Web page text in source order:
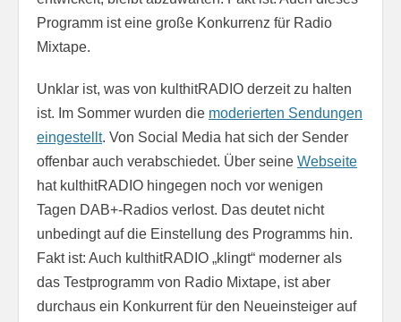
Programm ist eine große Konkurrenz für Radio
Mixtape.
Unklar ist, was von kulthitRADIO derzeit zu halten
ist. Im Sommer wurden die moderierten Sendungen
eingestellt. Von Social Media hat sich der Sender
offenbar auch verabschiedet. Über seine Webseite
hat kulthitRADIO hingegen noch vor wenigen
Tagen DAB+-Radios verlost. Das deutet nicht
unbedingt auf die Einstellung des Programms hin.
Fakt ist: Auch kulthitRADIO „klingt“ moderner als
das Testprogramm von Radio Mixtape, ist aber
durchaus ein Konkurrent für den Neueinsteiger auf